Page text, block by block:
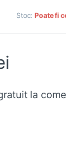
Stoc: Poate fi
la